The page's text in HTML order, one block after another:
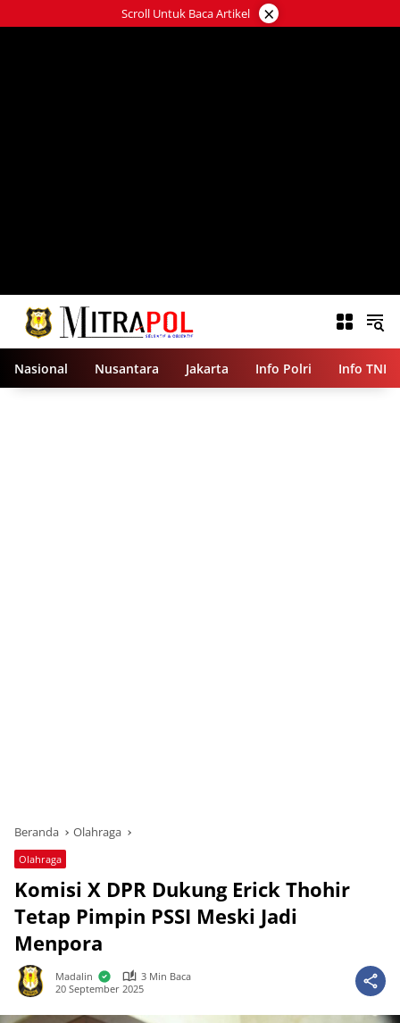
ke
Scroll Untuk Baca Artikel ×
Nasional Nusantara Jakarta Info Polri Info TNI
Beranda Olahraga
Olahraga
Komisi X DPR Dukung Erick Thohir
Tetap Pimpin PSSI Meski Jadi
Menpora
Madalin
3 Min Baca
20 September 2025